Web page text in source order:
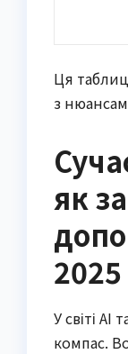
Ця
з
як
2025
У світі AI
компас.